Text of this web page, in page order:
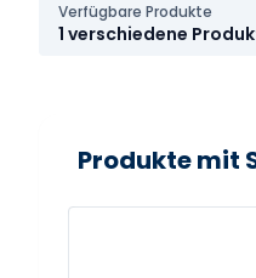
Verfügbare Produkte
1 verschiedene
Produkte mit